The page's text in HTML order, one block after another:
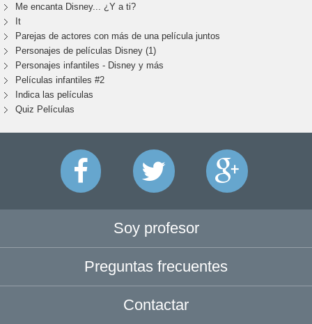
Me encanta Disney... ¿Y a ti?
It
Parejas de actores con más de una película juntos
Personajes de películas Disney (1)
Personajes infantiles - Disney y más
Películas infantiles #2
Indica las películas
Quiz Películas
Soy profesor
Preguntas frecuentes
Contactar